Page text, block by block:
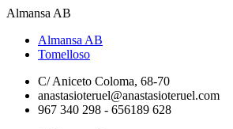
Almansa AB
Almansa AB
Tomelloso
C/ Aniceto Coloma, 68-70
anastasioteruel@anastasioteruel.com
967 340 298 - 656189 628